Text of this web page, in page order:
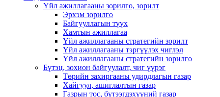
Үйл ажиллагааны зорилго, зорилт
Эрхэм зорилго
Байгууллагын түүх
Хамтын ажиллагаа
Үйл ажиллагааны стратегийн зорилт
Үйл ажиллагааны тэргүүлэх чиглэл
Үйл ажиллагааны стратегийн зорилго
Бүтэц, зохион байгуулалт, чиг үүрэг
Төрийн захиргааны удирдлагын газар
Хайгуул, ашиглалтын газар
Газрын тос, бүтээгдэхүүний газар